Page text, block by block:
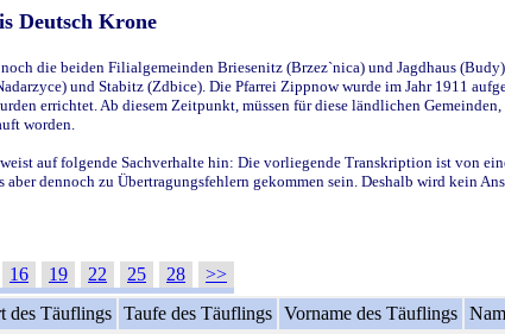
Deutsch Krone
die beiden Filialgemeinden Briesenitz (Brzez`nica) und Jagdhaus
und Stabitz (Zdbice). Die Pfarrei Zippnow wurde im Jahr 1911
errichtet. Ab diesem Zeitpunkt, müssen für diese ländlichen
worden.
auf folgende Sachverhalte hin: Die vorliegende Transkription ist von
dennoch zu Übertragungsfehlern gekommen sein. Deshalb wird kein
16 19 22 25 28
>>
des Täuflings Taufe des Täuflings Vorname des Täuflings